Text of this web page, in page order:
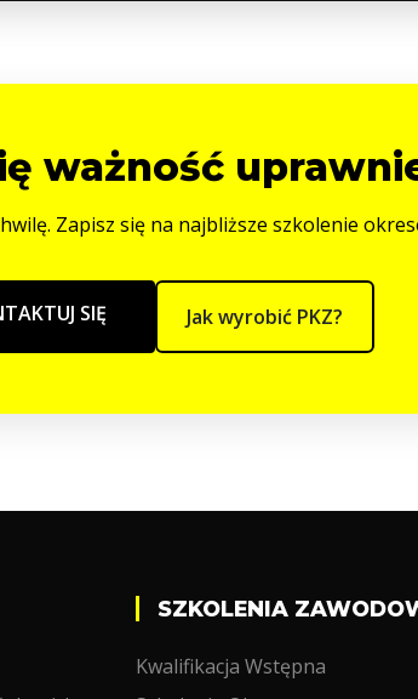
ważność
Zapisz się na najbliższe szkolenie
SIĘ Jak wyrobić PKZ?
SZKOLENIA
Kwalifikacja Wstępna